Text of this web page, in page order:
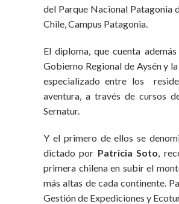
del Parque Nacional Patagonia
Chile, Campus Patagonia.
El diploma, que cuenta
Gobierno Regional de Aysén y
especializado entre los
aventura, a través de cursos
Sernatur.
Y el primero de ellos se
dictado por Patricia Soto ,
primera chilena en subir el
más altas de cada continente.
Gestión de Expediciones y